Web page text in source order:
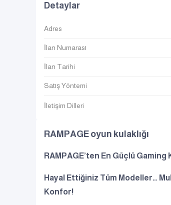
Detaylar
Adres
İlan Numarası
İlan Tarihi
Satış Yöntemi
İletişim Dilleri
RAMPAGE oyun kulaklığı
RAMPAGE’ten En Güçlü Gaming
Hayal Ettiğiniz Tüm Modeller…
Konfor!